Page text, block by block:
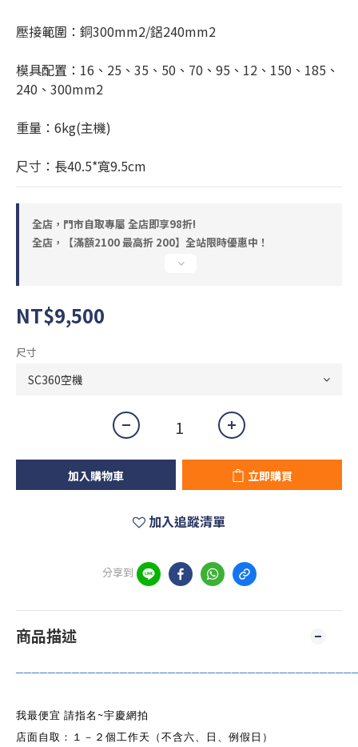
壓接範圍：銅300mm2/鋁240mm2
模具配置：16、25、35、50、70、95、12、150、185、
240、300mm2
重量：6kg(主機)
尺寸：長40.5*寬9.5cm
全店，門市自取專屬 全店即享98折!
全店，【滿額2100 最高折 200】全站限時優惠中！
NT$9,500
尺寸
加入購物車 立即購買
加入追蹤清單
分享到
商品描述
我最便宜 請指名 ~宇慶網拍
店面自取：１－２個工作天（不含六、日、例假日）